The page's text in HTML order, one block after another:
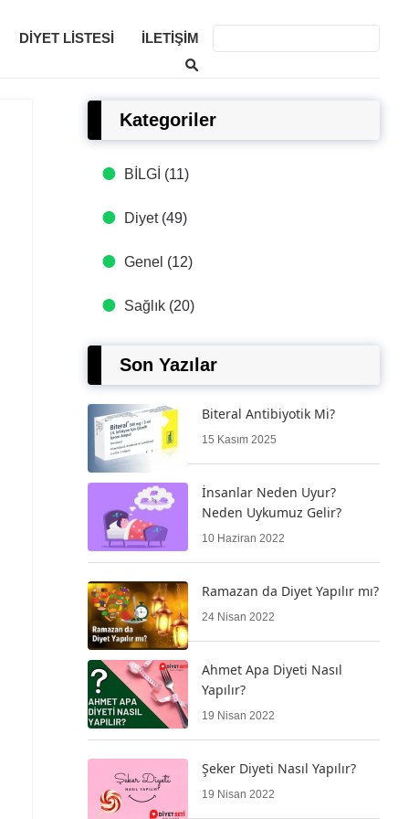
DIYET LISTESI İLETIŞIM
Kategoriler
BİLGİ (11)
Diyet(49)
Genel (12)
Sağlık (20)
Son Yazılar
Biteral Antibiyotik Mi?
15 Kasım 2025
İnsanlar Neden Uyur?
Neden Uykumuz Gelir?
10 Haziran 2022
Ramazan da Diyet Yapılır mı?
24 Nisan 2022
Ahmet Apa Diyeti Nasıl
Yapılır?
19 Nisan 2022
Şeker Diyeti Nasıl Yapılır?
19 Nisan 2022